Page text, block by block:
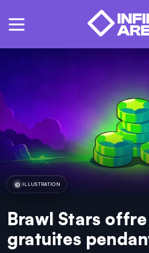
ILLUSTRATION
Brawl Stars
gratuites